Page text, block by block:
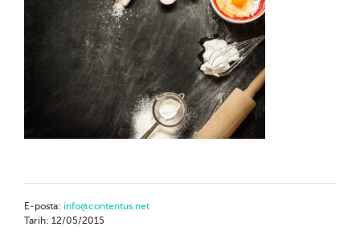
E-posta: info@contentus.net
Tarih: 12/05/2015